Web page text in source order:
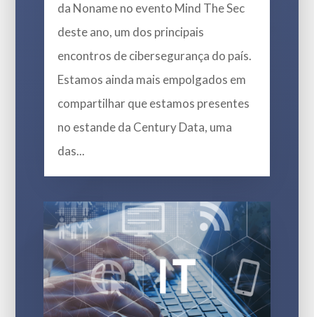
da Noname no evento Mind The Sec
deste ano, um dos principais
encontros de cibersegurança do país.
Estamos ainda mais empolgados em
compartilhar que estamos presentes
no estande da Century Data, uma
das...